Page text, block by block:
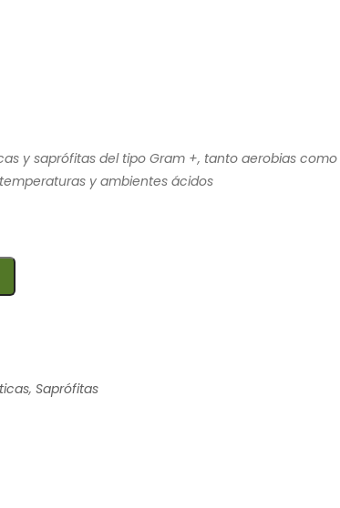
y saprófitas del tipo Gram +, tanto aerobias como
y ambientes ácidos
, Saprófitas